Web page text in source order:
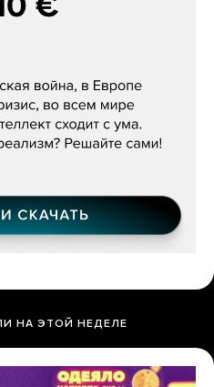
«Наше сердце
НА ЭТОЙ НЕДЕЛЕ